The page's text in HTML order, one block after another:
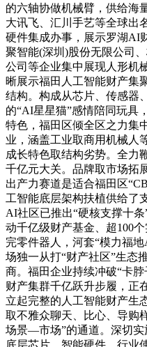
的六轴协做机械臂，供给海
大讯飞、汇川手艺等全球出
硬件集成办事，展示罗湖AI
聚智能(深圳)股份无限公司
公司等企业集中展现人形机
晰展示福田人工智能财产集
结构。构成从芯片、传感器
的“AI星星猫”感情陪同玩具
特色，福田区倾全区之力集
业，涵盖工业取商用机械人
成长特色取结构劣势。全力
千亿元大关。品牌取市场拓
出产力赛道是适合福田区
工智能底层架构扶植供给了
AI社区已推出“硬核支撑十
动千亿级财产基金、超100
完零件器人，河套“模力福
场独一从打“财产社区”生态
商。福田企业持续冲破“卡
财产集群千亿跃升步履，正
立起完整的人工智能财产生
取不雅众聊天、比心、导购
场景—市场”的通道。深切实
底层芯片、智能硬件、行业